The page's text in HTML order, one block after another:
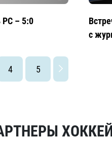
РС – 5:0
с
4 5